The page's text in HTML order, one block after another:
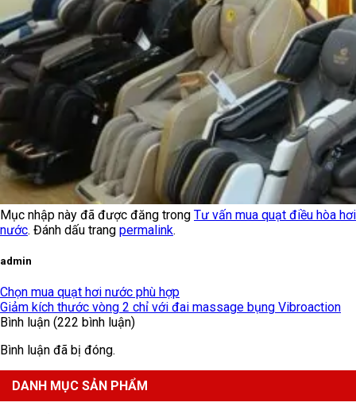
Mục nhập này đã được đăng trong Tư vấn mua quạt điều hòa hơi
nước. Đánh dấu trang permalink.
admin
Chọn mua quạt hơi nước phù hợp
Giảm kích thước vòng 2 chỉ với đai massage bụng Vibroaction
Bình luận (222 bình luận)
Bình luận đã bị đóng.
DANH MỤC SẢN PHẨM